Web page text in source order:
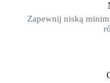
Zapewnij niską